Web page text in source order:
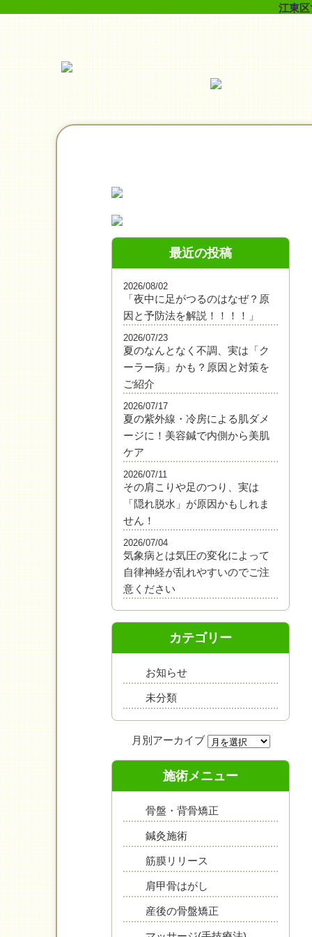
江東
最近の投稿
「夜中に足がつるのはなぜ？原
因と予防法を解説！！！！」
2026/08/02
夏のなんとなく不調、実は「ク
ーラー病」かも？原因と対策を
ご紹介
2026/07/23
夏の紫外線・冷房による肌ダメ
ージに！美容鍼で内側から美肌
ケア
2026/07/17
その肩こりや足のつり、実は
「隠れ脱水」が原因かもしれま
せん！
2026/07/11
気象病とは気圧の変化によって
自律神経が乱れやすいのでご注
意ください
2026/07/04
カテゴリー
お知らせ
未分類
施術メニュー
骨盤・背骨矯正
鍼灸施術
筋膜リリース
肩甲骨はがし
産後の骨盤矯正